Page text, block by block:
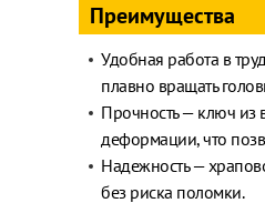
Преимущества
Удобная работа в
плавно вращать
Прочность — ключ из
деформации, что
Надежность —
без риска поломки.